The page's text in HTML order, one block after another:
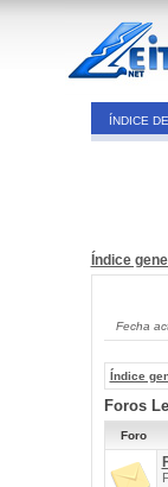
ÍNDICE
Índice
Fecha
Índice
Foros
Foro